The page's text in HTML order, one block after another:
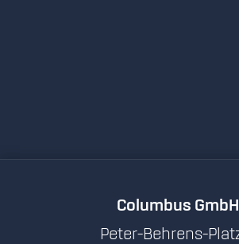
Columbus GmbH
Peter-Behrens-